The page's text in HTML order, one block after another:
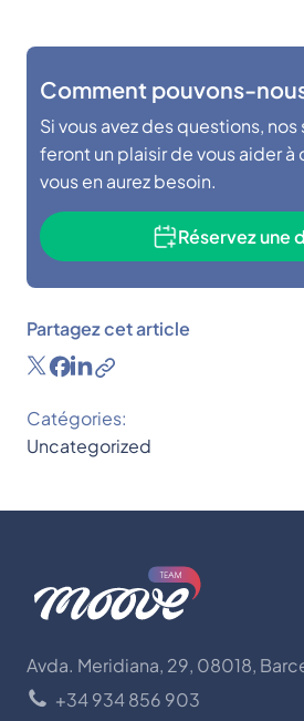
Comment pouvons-
Si vous avez des questions,
feront un plaisir de vous aider à
vous en aurez besoin.
Réservez une
Partagez cet article
Catégories:
Uncategorized
Avda. Meridiana, 29, 08018,
+34 934 856 903